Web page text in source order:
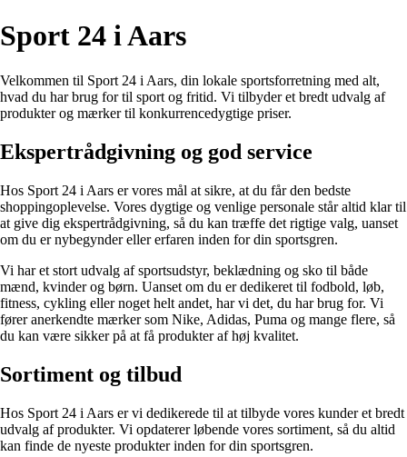
Sport 24 i Aars
Velkommen til Sport 24 i Aars, din lokale sportsforretning med alt,
hvad du har brug for til sport og fritid. Vi tilbyder et bredt udvalg af
produkter og mærker til konkurrencedygtige priser.
Ekspertrådgivning og god service
Hos Sport 24 i Aars er vores mål at sikre, at du får den bedste
shoppingoplevelse. Vores dygtige og venlige personale står altid klar til
at give dig ekspertrådgivning, så du kan træffe det rigtige valg, uanset
om du er nybegynder eller erfaren inden for din sportsgren.
Vi har et stort udvalg af sportsudstyr, beklædning og sko til både
mænd, kvinder og børn. Uanset om du er dedikeret til fodbold, løb,
fitness, cykling eller noget helt andet, har vi det, du har brug for. Vi
fører anerkendte mærker som Nike, Adidas, Puma og mange flere, så
du kan være sikker på at få produkter af høj kvalitet.
Sortiment og tilbud
Hos Sport 24 i Aars er vi dedikerede til at tilbyde vores kunder et bredt
udvalg af produkter. Vi opdaterer løbende vores sortiment, så du altid
kan finde de nyeste produkter inden for din sportsgren.